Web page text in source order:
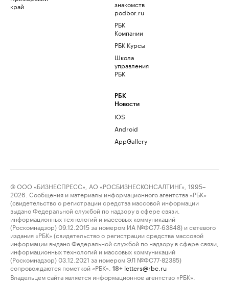
край
знакомств
podbor.ru
РБК
Компании
РБК Курсы
Школа
управления
РБК
РБК
Новости
iOS
Android
AppGallery
© ООО «БИЗНЕСПРЕСС», АО «РОСБИЗНЕСКОНСАЛТИНГ», 1995–
2026. Сообщения и материалы информационного агентства «РБК»
(свидетельство о регистрации средства массовой информации
выдано Федеральной службой по надзору в сфере связи,
информационных технологий и массовых коммуникаций
(Роскомнадзор) 09.12.2015 за номером ИА №ФС77-63848) и сетевого
издания «РБК» (свидетельство о регистрации средства массовой
информации выдано Федеральной службой по надзору в сфере связи,
информационных технологий и массовых коммуникаций
(Роскомнадзор) 03.12.2021 за номером ЭЛ №ФС77-82385)
сопровождаются пометкой «РБК».
18+ letters@rbc.ru
Владельцем сайта является информационное агентство «РБК».